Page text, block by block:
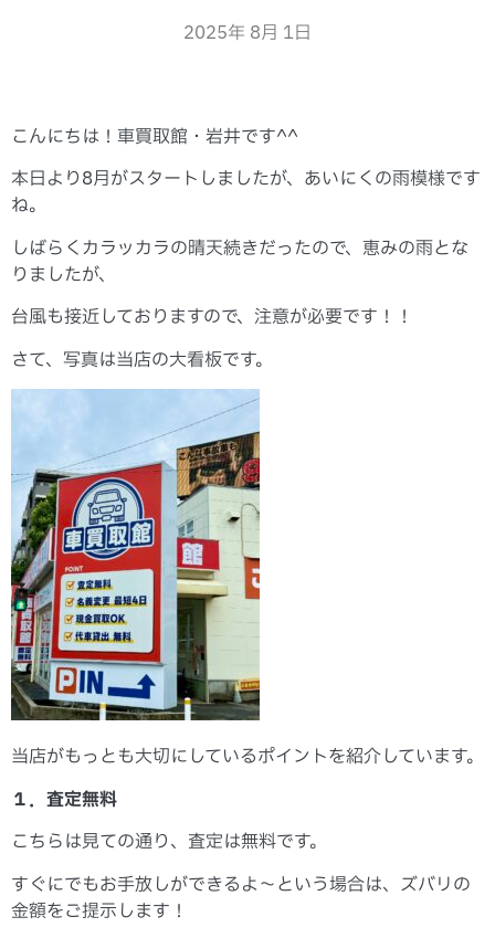
2025年 8月 1日
こんにちは！車買取館・岩井です^^
本日より8月がスタートしましたが、あいにくの雨模様です
ね。
しばらくカラッカラの晴天続きだったので、恵みの雨とな
りましたが、
台風も接近しておりますので、注意が必要です！！
さて、写真は当店の大看板です。
当店がもっとも大切にしているポイントを紹介しています。
１．査定無料
こちらは見ての通り、査定は無料です。
すぐにでもお手放しができるよ～という場合は、ズバリの
金額をご提示します！